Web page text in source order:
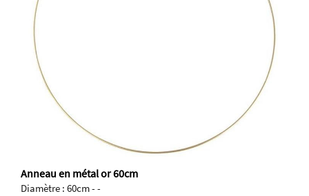
Anneau en métal or 60cm
Diamètre : 60cm - -